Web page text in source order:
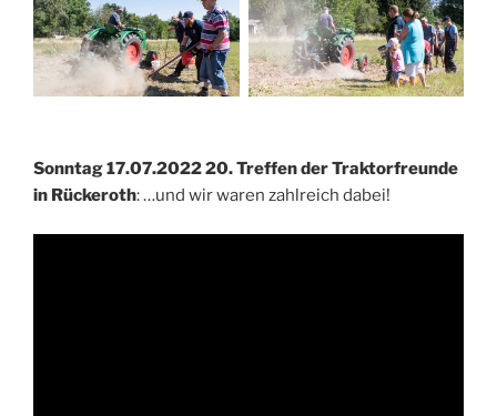
Sonntag17.07.202220. Treffen der Traktorfreunde
in Rückeroth: …und wir waren zahlreich dabei!